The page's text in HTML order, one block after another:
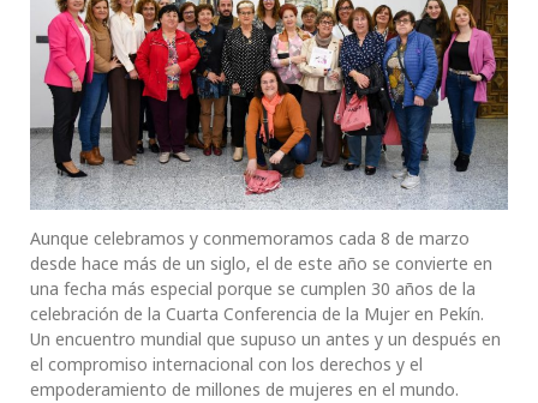
Aunque celebramos y conmemoramos cada 8 de marzo
desde hace más de un siglo, el de este año se convierte en
una fecha más especial porque se cumplen 30 años de la
celebración de la Cuarta Conferencia de la Mujer en Pekín.
Un encuentro mundial que supuso un antes y un después en
el compromiso internacional con los derechos y el
empoderamiento de millones de mujeres en el mundo.